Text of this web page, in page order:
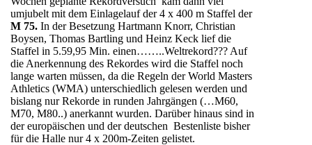
umjubelt mit dem Einlagelauf der 4 x 400 m Staffel der
M 75.In der Besetzung Hartmann Knorr, Christian
Boysen, Thomas Bartling und Heinz Keck lief die
Staffel in 5.59,95 Min. einen……..Weltrekord??? Auf
die Anerkennung des Rekordes wird die Staffel noch
lange warten müssen, da die Regeln der World Masters
Athletics (WMA) unterschiedlich gelesen werden und
bislang nur Rekorde in runden Jahrgängen (…M60,
M70, M80..) anerkannt wurden. Darüber hinaus sind in
der europäischen und der deutschen Bestenliste bisher
für die Halle nur 4 x 200m-Zeiten gelistet.